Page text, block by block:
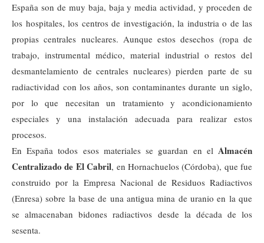
España son de muy baja, baja y media actividad, y proceden de
los hospitales, los centros de investigación, la industria o de las
propias centrales nucleares. Aunque estos desechos (ropa de
trabajo, instrumental médico, material industrial o restos del
desmantelamiento de centrales nucleares) pierden parte de su
radiactividad con los años, son contaminantes durante un siglo,
por lo que necesitan un tratamiento y acondicionamiento
especiales y una instalación adecuada para realizar estos
procesos.
En España todos esos materiales se guardan en el Almacén
Centralizado de El Cabril, en Hornachuelos (Córdoba), que fue
construido por la Empresa Nacional de Residuos Radiactivos
(Enresa) sobre la base de una antigua mina de uranio en la que
se almacenaban bidones radiactivos desde la década de los
sesenta.